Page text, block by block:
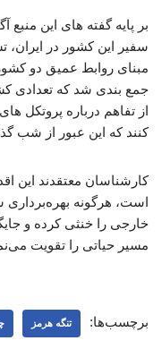
بر پایه گفته های این
سفیر این کشور در
مبنای روابط عمیق دو
جمع بندی شد که تعدادی
از تفاهم درباره پروتکل
کنند که این عبور از شب
کارشناسان معتقدند این
است، هرگونه
خارجی را خنثی کرده و
مسیر حیاتی را تقویت
برچسب‌ها: تنگه هرمز